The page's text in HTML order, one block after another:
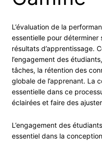
L’évaluation de la
essentielle pour déterminer
résultats d’apprentissage.
l’engagement des
tâches, la rétention des
globale de l’apprenant. La
essentielle dans ce
éclairées et faire des
L’engagement des
essentiel dans la